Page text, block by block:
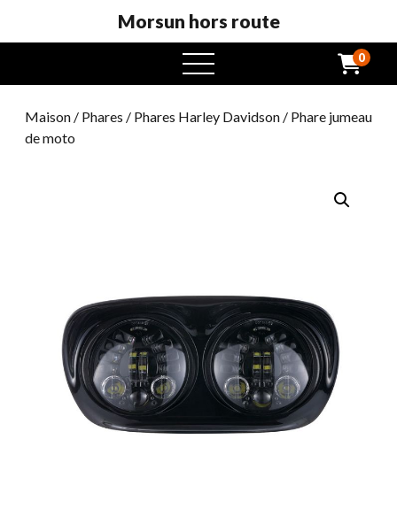
Morsun hors route
ouvrir 0
Maison / Phares / Phares Harley Davidson / Phare jumeau
de moto